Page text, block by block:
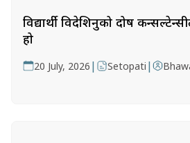
विद्यार्थी विदेशिनुको दोष
हो
20 July, 2026 | Setopati |